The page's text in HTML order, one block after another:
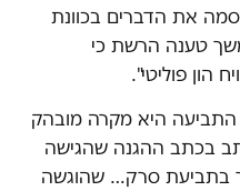
את הדברים בכוונת
טענה הרשת כי
הון פוליטי".
התביעה היא מקרה מובהק
בכתב ההגנה שהגישה
בתביעת סרק… שהוגשה